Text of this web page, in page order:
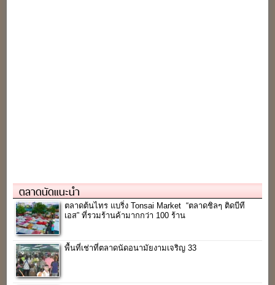
ตลาดนัดแนะนำ
ตลาดต้นไทร แบริ่ง Tonsai Market “ตลาดชิลๆ ติดบีที
เอส” ที่รวมร้านค้ามากกว่า 100 ร้าน
พื้นที่เช่าที่ตลาดนัดอนามัยงามเจริญ 33